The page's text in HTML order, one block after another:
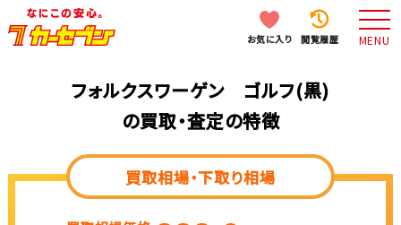
お気に入り 閲覧履歴 MENU
フォルクスワーゲン ゴルフ(黒)
の買取・査定の特徴
買取相場・下取り相場